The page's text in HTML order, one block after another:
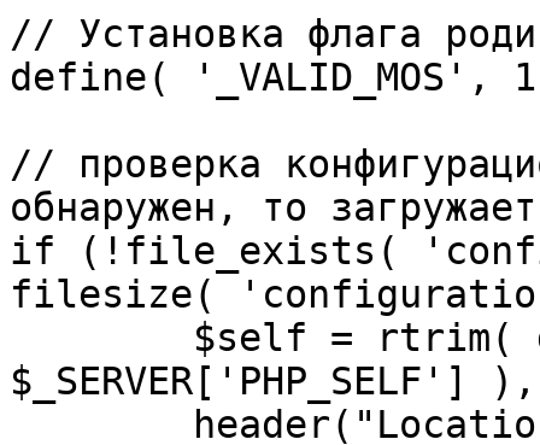
// Установка флага
define( '_VALID_MOS',
// проверка
обнаружен, то
if (!file_exists(
filesize(